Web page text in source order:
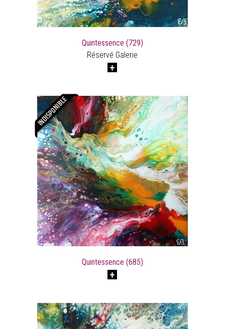
Quintessence (729)
Réservé Galerie
Quintessence (685)